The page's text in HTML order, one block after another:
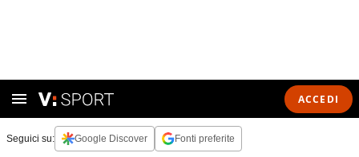
ACCEDI
Seguici su: Google Discover Fonti preferite